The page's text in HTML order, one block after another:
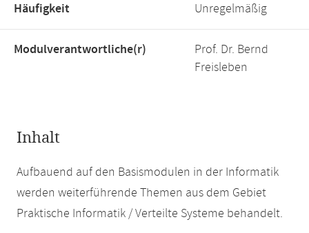
Häufigkeit
Unregelmäßig
Modulverantwortliche(r)
Prof. Dr. Bernd
Freisleben
Inhalt
Aufbauend auf den Basismodulen in der Informatik
werden weiterführende Themen aus dem Gebiet
Praktische Informatik / Verteilte Systeme behandelt.